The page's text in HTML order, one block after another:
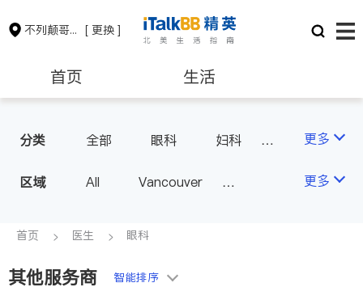
不列颠哥伦比亚省 [ 更换 ]
首页 生活
保险理财 房地产租售
会计师
分类 全部 眼科
妇科
医生-其它
医美
更多
区域 All
Vancouver
Surrey
Port Coquitlam
更多
首页 医生 眼科
其他服务商 智能排序